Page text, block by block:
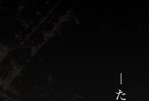
福岡市、畜
毛和牛を愉
畜産農家直送
の焼肉『泰元』